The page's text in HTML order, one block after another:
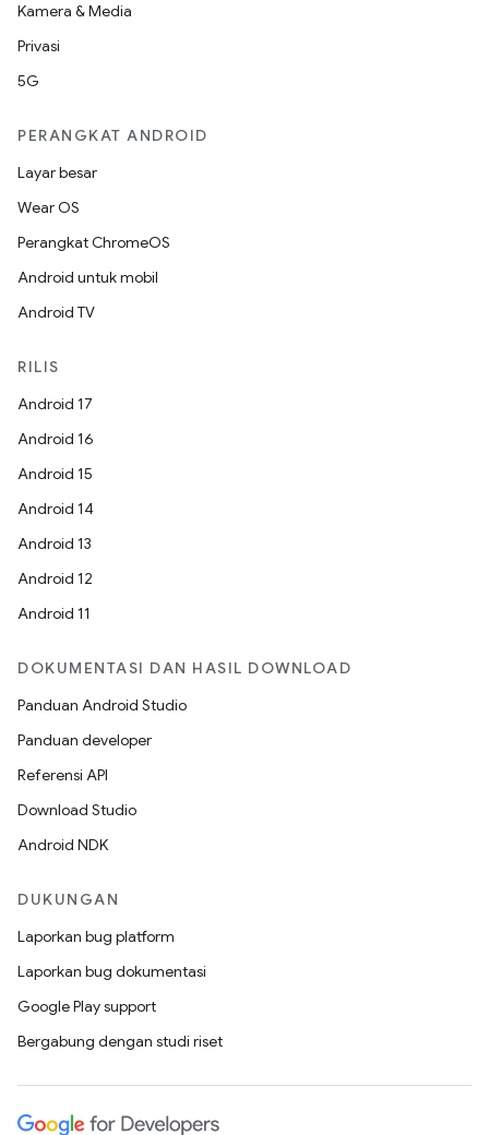
Kamera & Media
Privasi
5G
PERANGKAT ANDROID
Layar besar
Wear OS
Perangkat ChromeOS
Android untuk mobil
Android TV
RILIS
Android 17
Android 16
Android 15
Android 14
Android 13
Android 12
Android 11
DOKUMENTASI DAN HASIL DOWNLOAD
Panduan Android Studio
Panduan developer
Referensi API
Download Studio
Android NDK
DUKUNGAN
Laporkan bug platform
Laporkan bug dokumentasi
Google Play support
Bergabung dengan studi riset